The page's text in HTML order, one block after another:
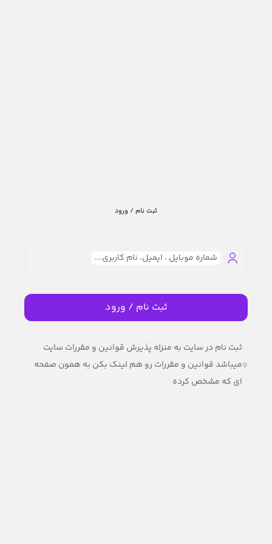
ثبت نام / ورود
شماره موبایل ، ایمیل، نام کاربری...
ثبت نام / ورود
ثبت نام در سایت به منزله پذیرش قوانین و مقررات سایت
میباشد قوانین و مقررات رو هم لینک بکن به همون صفحه
ای که مشخص کرده